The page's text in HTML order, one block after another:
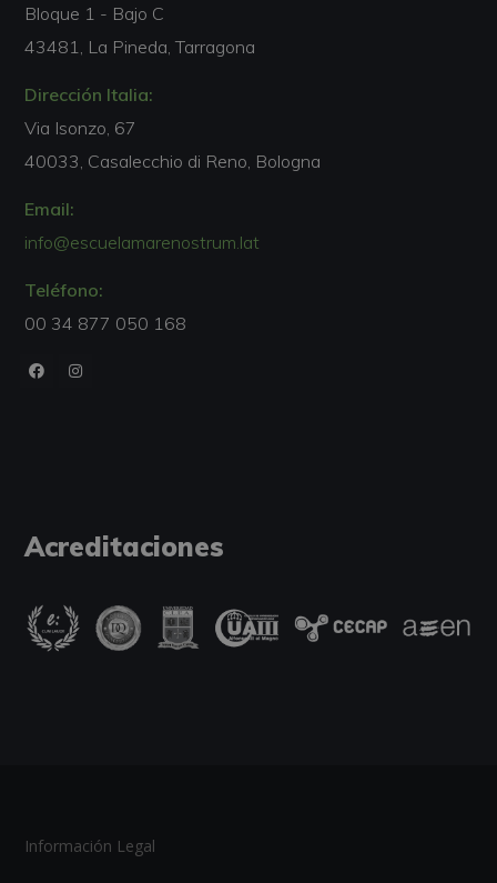
Bloque 1 - Bajo C
43481, La Pineda, Tarragona
Dirección Italia:
Via Isonzo, 67
40033, Casalecchio di Reno, Bologna
Email:
info@escuelamarenostrum.lat
Teléfono:
00 34 877 050 168
Acreditaciones
Información Legal